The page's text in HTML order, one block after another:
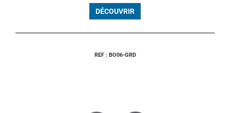
DÉCOUVRIR
REF : BO06-GRD